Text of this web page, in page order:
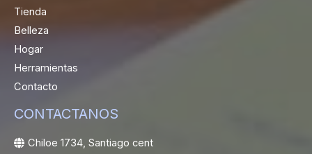
Tienda
Belleza
Hogar
Herramientas
Contacto
CONTACTANOS
Chiloe 1734, Santiago cent